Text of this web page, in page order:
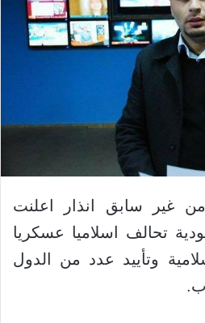
غير سابق انذار اعلنت
تحالف اسلاميا عسكريا
دولة اسلامية وتأييد عدد من الدول